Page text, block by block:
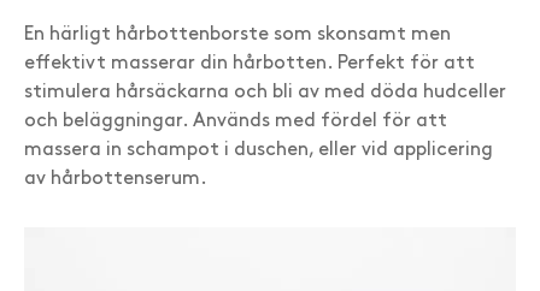
En härligt hårbottenborste som skonsamt men
effektivt masserar din hårbotten. Perfekt för att
stimulera hårsäckarna och bli av med döda hudceller
och beläggningar. Används med fördel för att
massera in schampot i duschen, eller vid applicering
av hårbottenserum.